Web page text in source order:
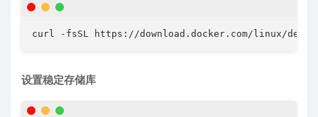
curl -fsSL https://download.docker.com/linux/
设置稳定存储库